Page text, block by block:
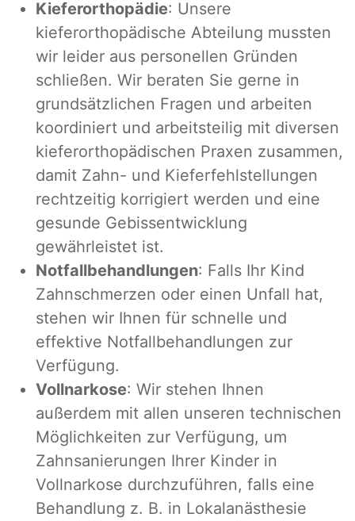
Kieferorthopädie: Unsere
kieferorthopädische Abteilung mussten
wir leider aus personellen Gründen
schließen. Wir beraten Sie gerne in
grundsätzlichen Fragen und arbeiten
koordiniert und arbeitsteilig mit diversen
kieferorthopädischen Praxen zusammen,
damit Zahn- und Kieferfehlstellungen
rechtzeitig korrigiert werden und eine
gesunde Gebissentwicklung
gewährleistet ist.
Notfallbehandlungen: Falls Ihr Kind
Zahnschmerzen oder einen Unfall hat,
stehen wir Ihnen für schnelle und
effektive Notfallbehandlungen zur
Verfügung.
Vollnarkose: Wir stehen Ihnen
außerdem mit allen unseren technischen
Möglichkeiten zur Verfügung, um
Zahnsanierungen Ihrer Kinder in
Vollnarkose durchzuführen, falls eine
Behandlung z. B. in Lokalanästhesie